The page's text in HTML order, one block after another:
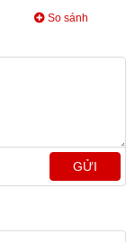
So sánh
GỬI